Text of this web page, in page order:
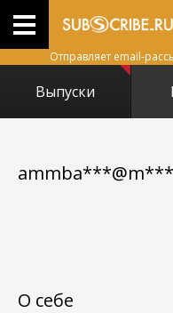
Отправляет email-
Выпуски
О себе